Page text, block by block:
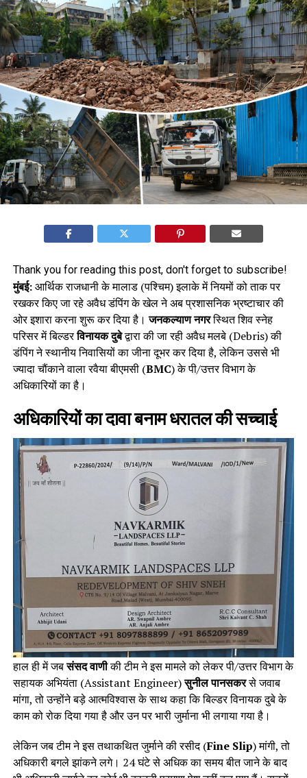
Thank you for reading this post, don't forget to subscribe!
मुंबई:आर्थिक राजधानी के मालाड (पश्चिम) इलाके में नियमों को ताक पर
रखकर किए जा रहे अवैध डंपिंग के खेल ने अब प्रशासनिक भ्रष्टाचार की
ओर इशारा करना शुरू कर दिया है।जनकल्याण नगरस्थित शिव स्नेह
परिसर में बिल्डरविनायक दुबेद्वारा की जा रही अवैध मलबे (Debris) की
डंपिंग ने स्थानीय निवासियों का जीना दूभर कर दिया है, लेकिन उससे भी
ज्यादा चौंकाने वाला रवैया बीएमसी (BMC) के पी/उत्तर विभाग के
अधिकारियों का है।
अधिकारियों का दावा बनाम धरातल की सच्चाई
हाल ही में जबसंसद वाणीकी टीम ने इस मामले को लेकर पी/उत्तर विभाग के
सहायक अभियंता (Assistant Engineer)सुनील पानसकरसे जवाब
मांगा, तो उन्होंने बड़े आत्मविश्वास के साथ कहा कि बिल्डर विनायक दुबे के
काम को रोक दिया गया है और उन पर भारी जुर्माना भी लगाया गया है।
लेकिन जब टीम ने इस तथाकथित जुर्माने की रसीद (Fine Slip) मांगी, तो
अधिकारी बगले झांकने लगे। 24 घंटे से अधिक का समय बीत जाने के बाद